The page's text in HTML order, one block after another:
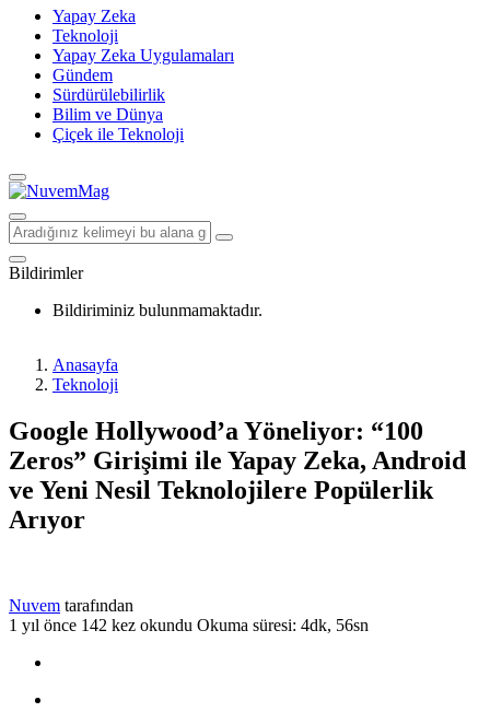
Yapay Zeka
Teknoloji
Yapay Zeka Uygulamaları
Gündem
Sürdürülebilirlik
Bilim ve Dünya
Çiçek ile Teknoloji
Bildirimler
Bildiriminiz bulunmamaktadır.
Anasayfa
Teknoloji
Google Hollywood’a Yöneliyor: “100
Zeros” Girişimi ile Yapay Zeka, Android
ve Yeni Nesil Teknolojilere Popülerlik
Arıyor
Nuvem tarafından
1 yıl önce 142 kez okundu Okuma süresi: 4dk, 56sn